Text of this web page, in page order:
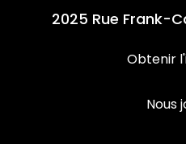
2025 Rue Frank-
Obtenir
Nous